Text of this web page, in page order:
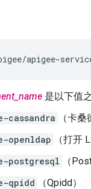
apigee-
是以下值
cassandra
（卡桑
openldap
（打开
postgresql
（
qpidd
（Qpidd）